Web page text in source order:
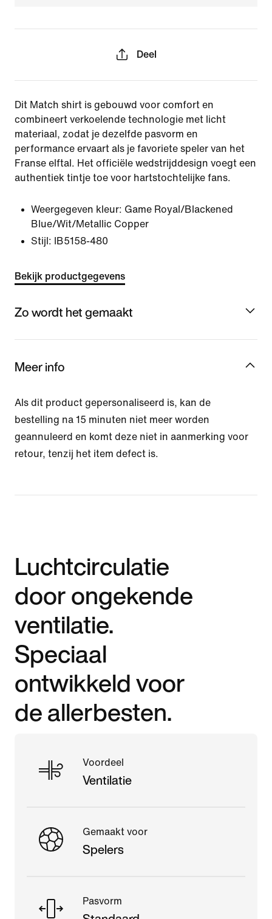
Deel
Dit Match shirt is gebouwd voor comfort en
combineert verkoelende technologie met licht
materiaal, zodat je dezelfde pasvorm en
performance ervaart als je favoriete speler van het
Franse elftal. Het officiële wedstrijddesign voegt een
authentiek tintje toe voor hartstochtelijke fans.
Weergegeven kleur: Game Royal/Blackened
Blue/Wit/Metallic Copper
Stijl:
IB5158-480
Bekijk productgegevens
Zo wordt het gemaakt
Meer info
Als dit product gepersonaliseerd is, kan de
bestelling na 15 minuten niet meer worden
geannuleerd en komt deze niet in aanmerking voor
retour, tenzij het item defect is.
Luchtcirculatie
door ongekende
ventilatie.
Speciaal
ontwikkeld voor
de allerbesten.
Voordeel
Ventilatie
Gemaakt voor
Spelers
Pasvorm